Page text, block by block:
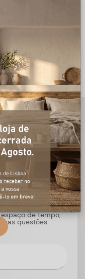
de tempo,
questões.